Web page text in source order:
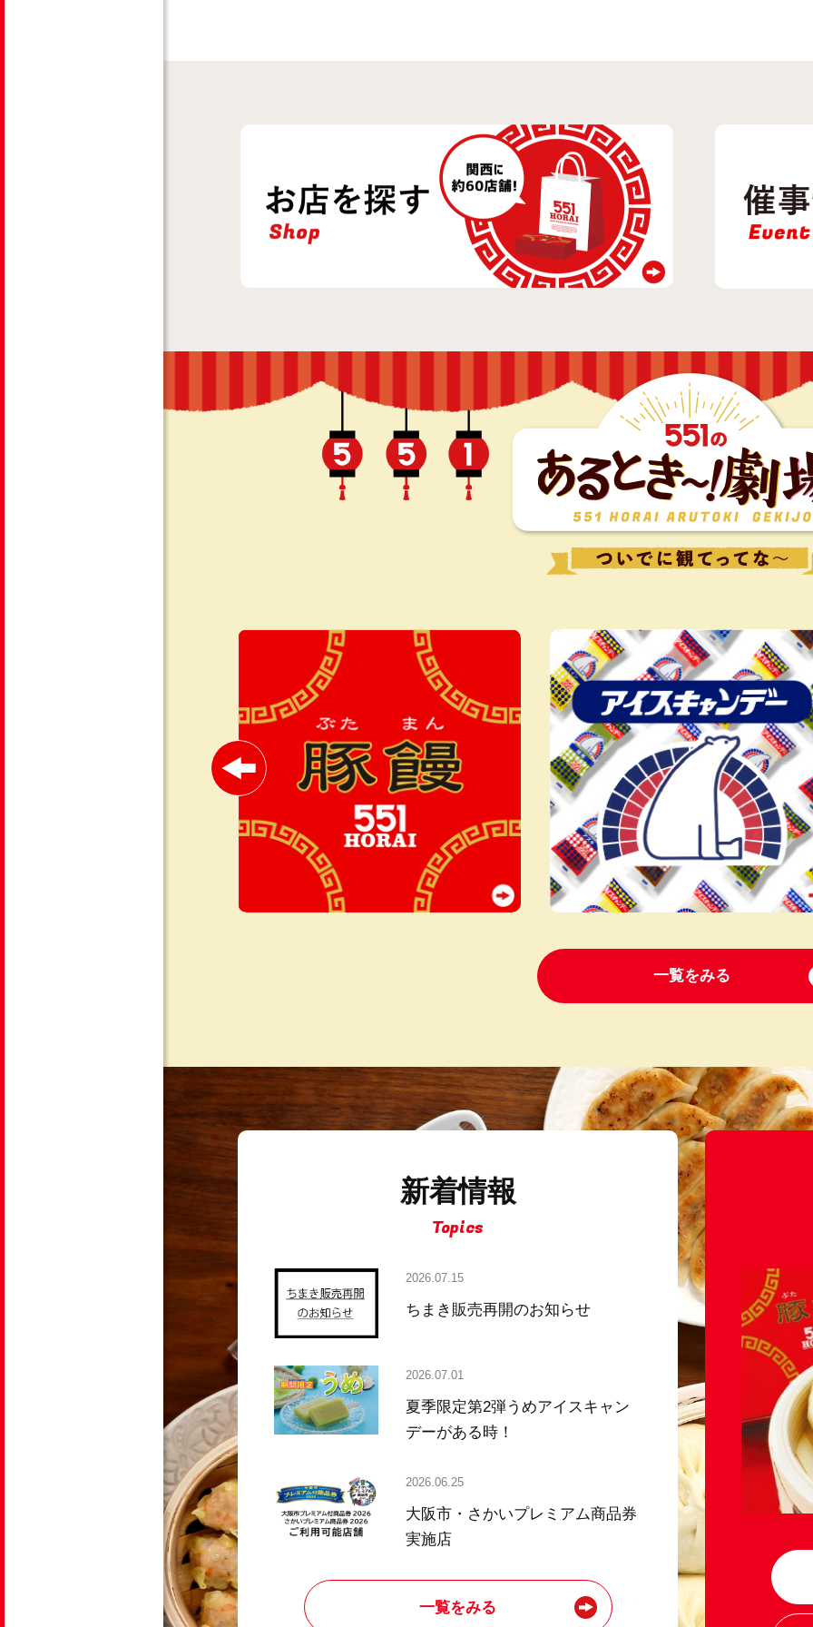
一覧をみる
新着情報
Topics
2026.07.15
ちまき販売再開のお知らせ
2026.07.01
夏季限定第2弾うめアイスキャン
デーがある時！
2026.06.25
大阪市・さかいプレミアム商品券
実施店
一覧をみる